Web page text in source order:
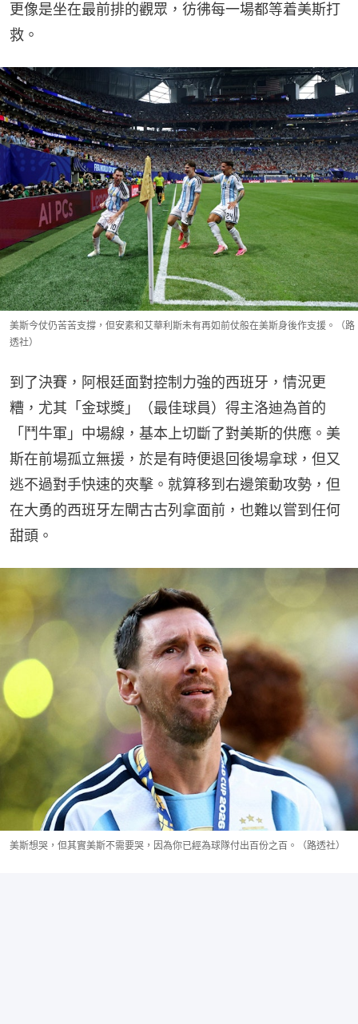
更像是坐在最前排的觀眾，彷彿每一場都等着美斯打
救。
美斯今仗仍苦苦支撐，但安素和艾華利斯未有再如前仗般在美斯身後作支援。（路
透社）
到了決賽，阿根廷面對控制力強的西班牙，情況更
糟，尤其「金球獎」（最佳球員）得主洛迪為首的
「鬥牛軍」中場線，基本上切斷了對美斯的供應。美
斯在前場孤立無援，於是有時便退回後場拿球，但又
逃不過對手快速的夾擊。就算移到右邊策動攻勢，但
在大勇的西班牙左閘古古列拿面前，也難以嘗到任何
甜頭。
美斯想哭，但其實美斯不需要哭，因為你已經為球隊付出百份之百。（路透社）